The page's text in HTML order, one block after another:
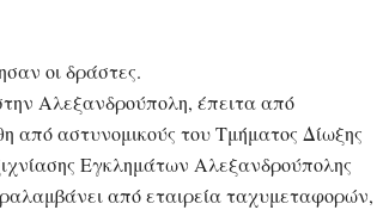
οι δράστες.
Αλεξανδρούπολη, έπειτα από
από αστυνομικούς του Τμήματος Δίωξης
Εγκλημάτων Αλεξανδρούπολης
από εταιρεία ταχυμεταφορών,